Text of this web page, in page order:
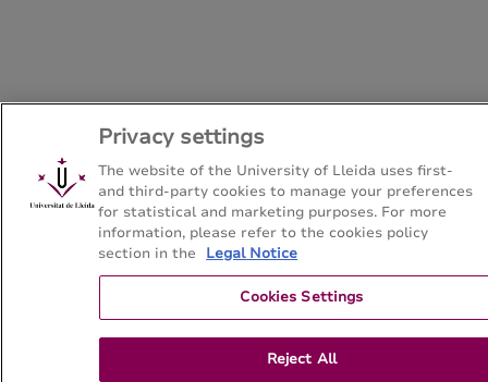
Privacy settings
The website of the University of Lleida uses first-
and third-party cookies to manage your preferences
for statistical and marketing purposes. For more
information, please refer to the cookies policy
section in the
Legal Notice
Cookies Settings
Reject All